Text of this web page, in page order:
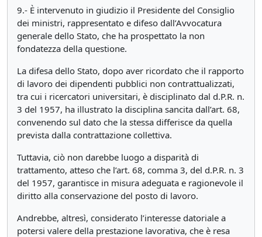
9.- È intervenuto in giudizio il Presidente del Consiglio
dei ministri, rappresentato e difeso dall’Avvocatura
generale dello Stato, che ha prospettato la non
fondatezza della questione.
La difesa dello Stato, dopo aver ricordato che il rapporto
di lavoro dei dipendenti pubblici non contrattualizzati,
tra cui i ricercatori universitari, è disciplinato dal d.P.R. n.
3 del 1957, ha illustrato la disciplina sancita dall’art. 68,
convenendo sul dato che la stessa differisce da quella
prevista dalla contrattazione collettiva.
Tuttavia, ciò non darebbe luogo a disparità di
trattamento, atteso che l’art. 68, comma 3, del d.P.R. n. 3
del 1957, garantisce in misura adeguata e ragionevole il
diritto alla conservazione del posto di lavoro.
Andrebbe, altresì, considerato l’interesse datoriale a
potersi valere della prestazione lavorativa, che è resa